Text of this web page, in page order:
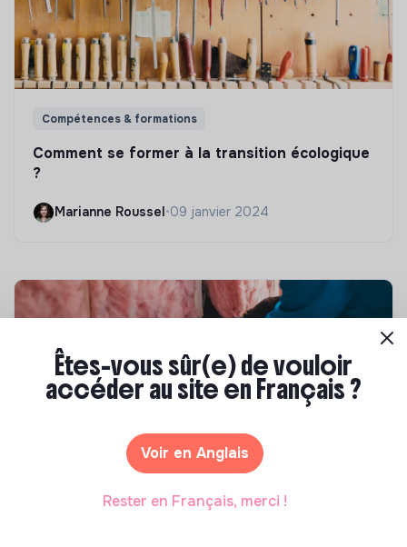
Compétences & formations
Comment se former à la transition écologique
?
Marianne Roussel •09 janvier 2024
Compétences & formations
Top 8 des formations en rénovation
Êtes-vous sûr(e) de vouloir
accéder au site en Français ?
Voir en Anglais
Rester en Français, merci !